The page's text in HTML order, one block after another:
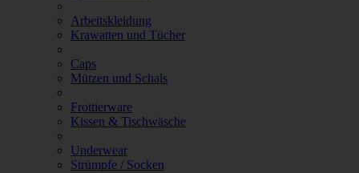
Arbeitskleidung
Krawatten und Tücher
Caps
Mützen und Schals
Frottierware
Kissen & Tischwäsche
Underwear
Strümpfe / Socken